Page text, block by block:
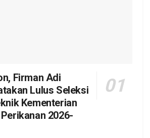
Firman Adi
Lulus Seleksi
Kementerian
2026-